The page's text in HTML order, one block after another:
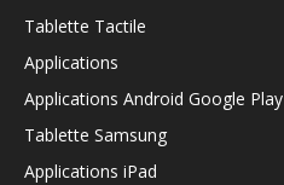
Tablette Tactile
Applications
Applications Android Google Play
Tablette Samsung
Applications iPad